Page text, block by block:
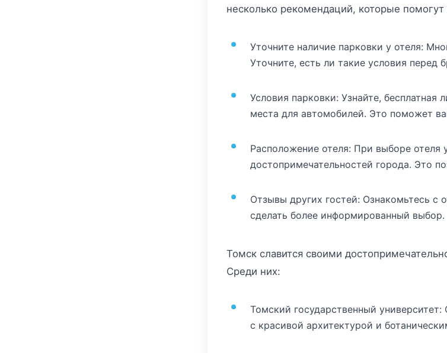
несколько рекомендаций, которые
Уточните наличие парковки у отеля:
Уточните, есть ли такие условия перед
Условия парковки: Узнайте,
места для автомобилей. Это поможет
Расположение отеля: При выборе отеля
достопримечательностей города. Это
Отзывы других гостей: Ознакомьтесь с
сделать более информированный выбор.
Томск славится своими
Среди них:
Томский государственный
с красивой архитектурой и